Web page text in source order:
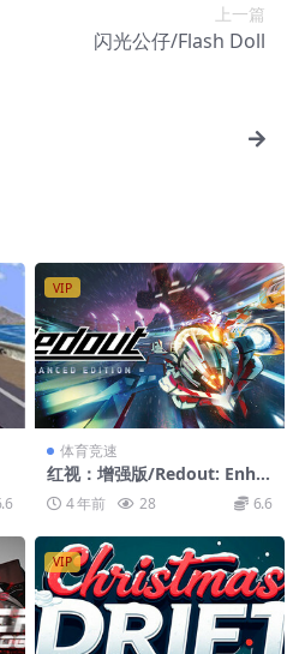
上一篇
闪光公仔/Flash Doll
VIP
体育竞速
红视：增强版/Redout: Enha
nced Edition
4 年前 28 6.6
VIP